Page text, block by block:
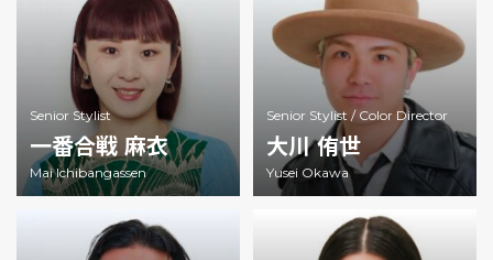
Senior Stylist
一番合戦 麻衣
Mai Ichibangassen
Senior Stylist / Color Director
大川 侑世
Yusei Okawa